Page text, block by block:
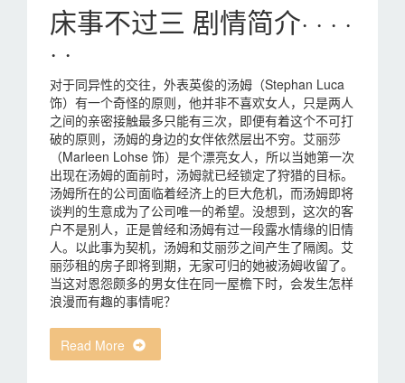
床事不过三 剧情简介· · · ·
· ·
对于同异性的交往，外表英俊的汤姆（Stephan Luca
饰）有一个奇怪的原则，他并非不喜欢女人，只是两人
之间的亲密接触最多只能有三次，即便有着这个不可打
破的原则，汤姆的身边的女伴依然层出不穷。艾丽莎
（Marleen Lohse 饰）是个漂亮女人，所以当她第一次
出现在汤姆的面前时，汤姆就已经锁定了狩猎的目标。
汤姆所在的公司面临着经济上的巨大危机，而汤姆即将
谈判的生意成为了公司唯一的希望。没想到，这次的客
户不是别人，正是曾经和汤姆有过一段露水情缘的旧情
人。以此事为契机，汤姆和艾丽莎之间产生了隔阂。艾
丽莎租的房子即将到期，无家可归的她被汤姆收留了。
当这对恩怨颇多的男女住在同一屋檐下时，会发生怎样
浪漫而有趣的事情呢？
Read More